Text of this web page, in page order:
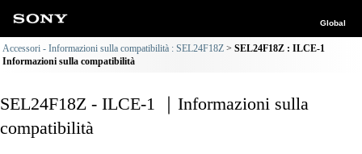
Global
Accessori - Informazioni sulla compatibilità : SEL24F18Z
SEL24F18Z : ILCE-1
Informazioni sulla compatibilità
SEL24F18Z - ILCE-1 ｜Informazioni sulla
compatibilità